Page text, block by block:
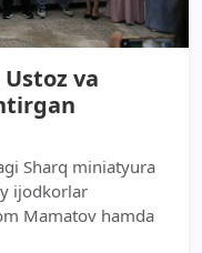
va
Sharq miniatyura
ijodkorlar
Mamatov hamda